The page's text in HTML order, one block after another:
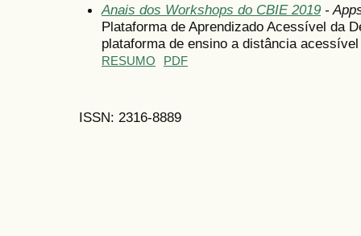
Anais dos Workshops do CBIE 2019 -
Plataforma de Aprendizado Acessível da
plataforma de ensino a distância
RESUMO PDF
ISSN: 2316-8889